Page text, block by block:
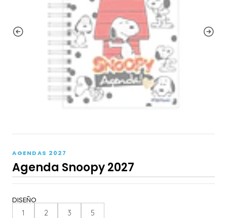
AGENDAS 2027
Agenda Snoopy 2027
DISEÑO
1 2 3 5